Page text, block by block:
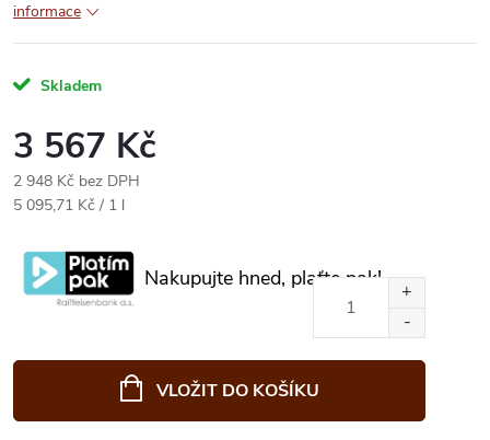
informace
Skladem
3 567 Kč
2 948 Kč bez DPH
Měrná
5 095,71 Kč / 1 l
Nakupujte hned, plaťte pak!
VLOŽIT DO KOŠÍKU